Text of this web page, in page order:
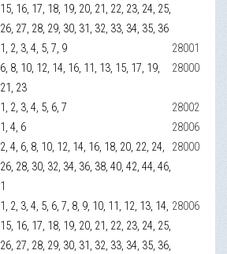
15, 16, 17, 18, 19, 20, 21, 22, 23, 24, 25,
26, 27, 28, 29, 30, 31, 32, 33, 34, 35, 36
1, 2, 3, 4, 5, 7, 9
28001
6, 8, 10, 12, 14, 16, 11, 13, 15, 17, 19,
21, 23
28000
1, 2, 3, 4, 5, 6, 7
28002
1, 4, 6
28006
2, 4, 6, 8, 10, 12, 14, 16, 18, 20, 22, 24,
26, 28, 30, 32, 34, 36, 38, 40, 42, 44, 46,
1
28000
1, 2, 3, 4, 5, 6, 7, 8, 9, 10, 11, 12, 13, 14,
15, 16, 17, 18, 19, 20, 21, 22, 23, 24, 25,
26, 27, 28, 29, 30, 31, 32, 33, 34, 35, 36,
28006